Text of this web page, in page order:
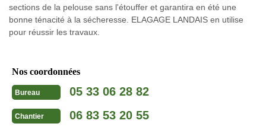
sections de la pelouse sans l'étouffer et garantira en été une
bonne ténacité à la sécheresse. ELAGAGE LANDAIS en utilise
pour réussir les travaux.
Nos coordonnées
Bureau 05 33 06 28 82
Chantier 06 83 53 20 55